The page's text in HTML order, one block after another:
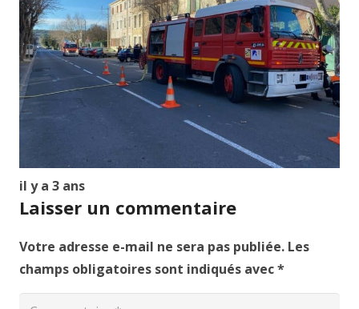
il y a 3 ans
Laisser un commentaire
Votre adresse e-mail ne sera pas publiée. Les
champs obligatoires sont indiqués avec*